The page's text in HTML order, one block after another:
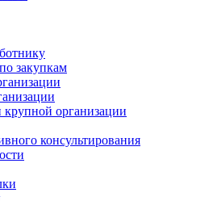
закупкам
крупной организации
консультирования